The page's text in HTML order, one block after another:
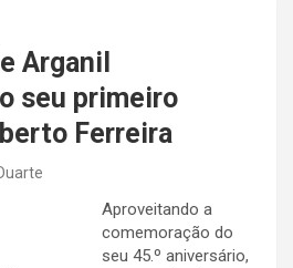
Arganil
seu primeiro
Ferreira
Aproveitando a
comemoração do
seu 45.º aniversário,